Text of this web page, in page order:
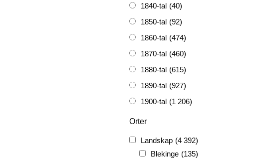
1840-tal (40)
1850-tal (92)
1860-tal (474)
1870-tal (460)
1880-tal (615)
1890-tal (927)
1900-tal (1 206)
FH
(338)
Orter
Landskap (4 392)
Blekinge (135)